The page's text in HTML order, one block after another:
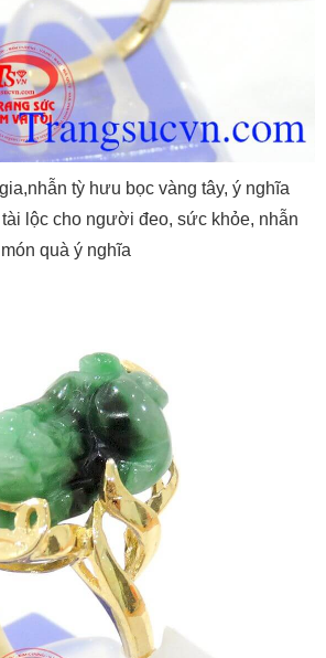
tỳ hưu bọc vàng tây, ý nghĩa
lộc cho người đeo, sức khỏe, nhẫn
quà ý nghĩa